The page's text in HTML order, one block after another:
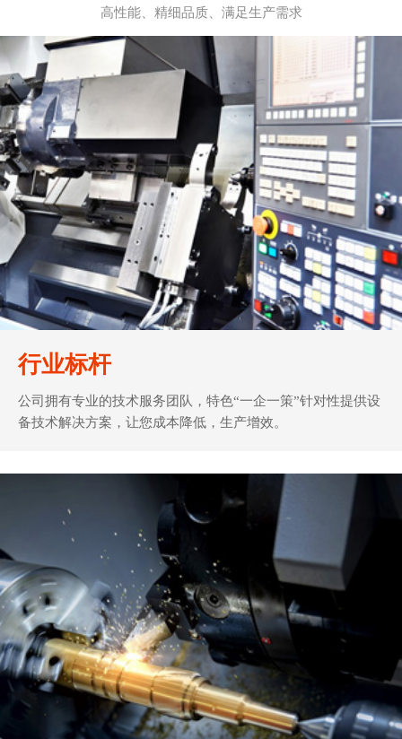
高性能、精细品质、满足生产需求
行业标杆
公司拥有专业的技术服务团队，特色“一企一策”针对性提供设
备技术解决方案，让您成本降低，生产增效。